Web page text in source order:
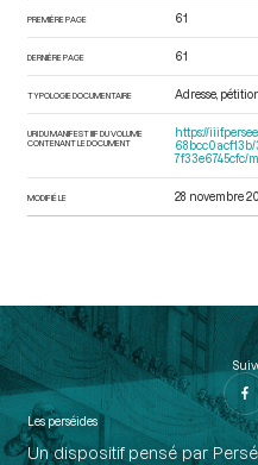
PREMIÈRE PAGE 61
DERNIÈRE PAGE 61
TYPOLOGIE DOCUMENTAIRE Adresse,
URI DU MANIFEST IIIF DU VOLUME
CONTENANT LE DOCUMENT
https://
68bcc0acf13b/
7f33e6745cfc/
MODIFIÉ LE 28 novembre
Les perséides
Un dispositif pensé par